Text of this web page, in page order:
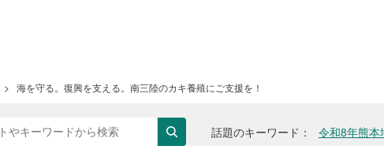
海を守る。復興を支える。南三陸のカキ養殖にご支援を！
検索 話題のキーワード 令和8年熊本